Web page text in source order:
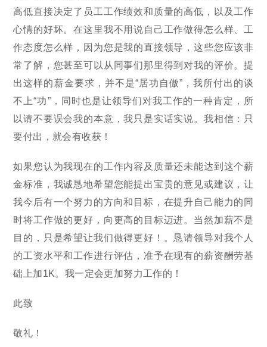
高低直接决定了员工工作绩效和质量的高低，以及工作
心情的好坏。在这里我不用说自己工作做得怎么样、工
作态度怎么样，因为您是我的直接领导，这些您应该非
常了解，您甚至可以从同事们那里得到对我的评价。提
出这样的薪金要求，并不是“居功自傲”，我所付出的谈
不上“功”，同时也是让领导们对我工作的一种肯定，所
以请不要误会我的本意，我只是实话实说。我相信：只
要付出，就会有收获！
如果您认为我现在的工作内容及质量还未能达到这个薪
金标准，我诚恳地希望您能提出宝贵的意见或建议，让
我今后有一个努力的方向和目标，在提升自己能力的同
时将工作做的更好，向更高的目标迈进。当然加薪不是
目的，只是希望让我们做得更好！。恳请领导对我个人
的工资水平和工作进行评估，准予在现有的薪资酬劳基
础上加1K。我一定会更加努力工作的！
此致
敬礼！